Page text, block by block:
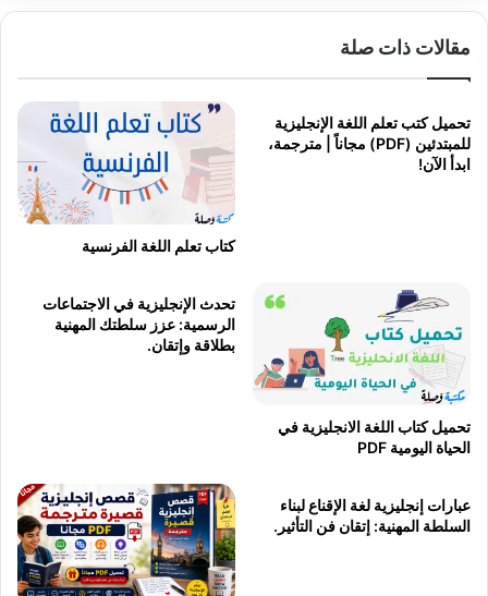
مقالات ذات صلة
تحميل كتب تعلم اللغة الإنجليزية
للمبتدئين (PDF) مجاناً | مترجمة،
ابدأ الآن!
كتاب تعلم اللغة الفرنسية
تحميل كتاب اللغة الانجليزية في
الحياة اليومية PDF
تحدث الإنجليزية في الاجتماعات
الرسمية: عزز سلطتك المهنية
بطلاقة وإتقان.
عبارات إنجليزية لغة الإقناع لبناء
السلطة المهنية: إتقان فن التأثير.